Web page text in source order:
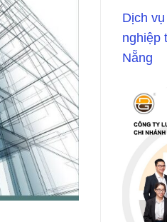
Dịch
nghiệp
Nẵng